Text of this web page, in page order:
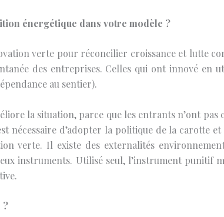
énergétique dans votre modèle ?
verte pour réconcilier croissance et lutte
des entreprises. Celles qui ont innové
au sentier).
la situation, parce que les entrants n’ont pas
nécessaire d’adopter la politique de la
verte. Il existe des externalités
instruments. Utilisé seul, l’instrument
?